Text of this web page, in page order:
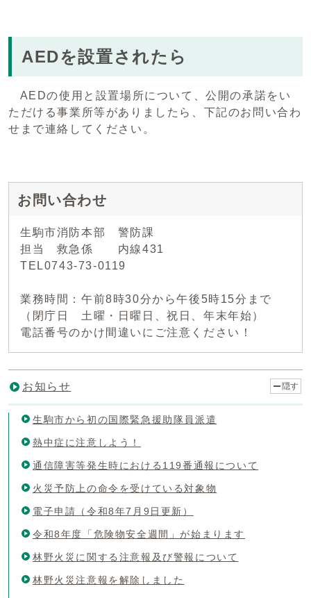
AEDを設置されたら
AEDの使用と設置場所について、公開の承諾をい
ただける事業所等がありましたら、下記のお問い合わ
せまで連絡してください。
お問い合わせ
生駒市消防本部 警防課
担当 救急係 内線431
TEL0743-73-0119
業務時間：午前8時30分から午後5時15分まで
（閉庁日 土曜・日曜日、祝日、年末年始）
電話番号のかけ間違いにご注意ください！
お知らせ 隠す
生駒市から初の国際緊急援助隊員派遣
熱中症に注意しよう！
通信障害等発生時における119番通報について
火災予防上の命令を受けている対象物
電子申請（令和8年7月9日更新）
令和8年度「危険物安全週間」が始まります
林野火災に関する注意報及び警報について
林野火災注意報を解除しました